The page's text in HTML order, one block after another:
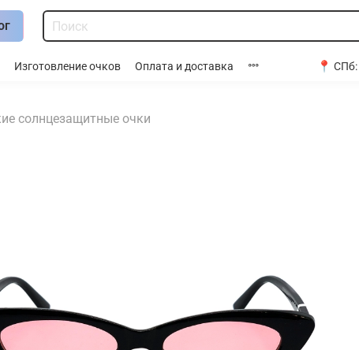
Изготовление очков Оплата и доставка 📍 СПб:
солнцезащитные очки